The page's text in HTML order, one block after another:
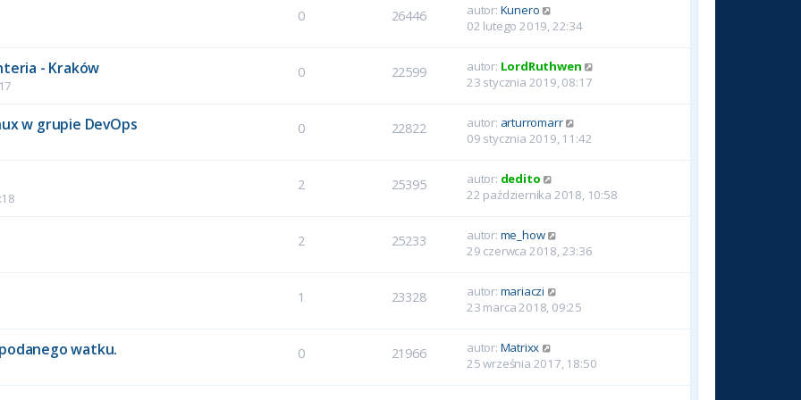
0 26446 autor: Kunero
02 lutego 2019, 22:34
- Kraków 0 22599 autor: LordRuthwen
23 stycznia 2019, 08:17
w grupie DevOps 0 22822 autor: arturromarr
09 stycznia 2019, 11:42
2 25395 autor: dedito
22 października 2018, 10:58
2 25233 autor: me_how
29 czerwca 2018, 23:36
1 23328 autor: mariaczi
23 marca 2018, 09:25
watku. 0 21966 autor: Matrixx
25 września 2017, 18:50